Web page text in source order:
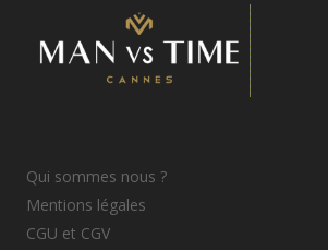
Qui sommes nous ?
Mentions légales
CGU et CGV